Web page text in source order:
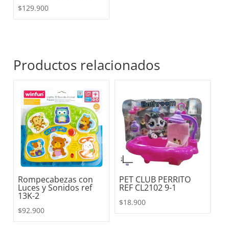
$129.900
Productos relacionados
Rompecabezas con
Luces y Sonidos ref
13K-2
$92.900
PET CLUB PERRITO
REF CL2102 9-1
$18.900